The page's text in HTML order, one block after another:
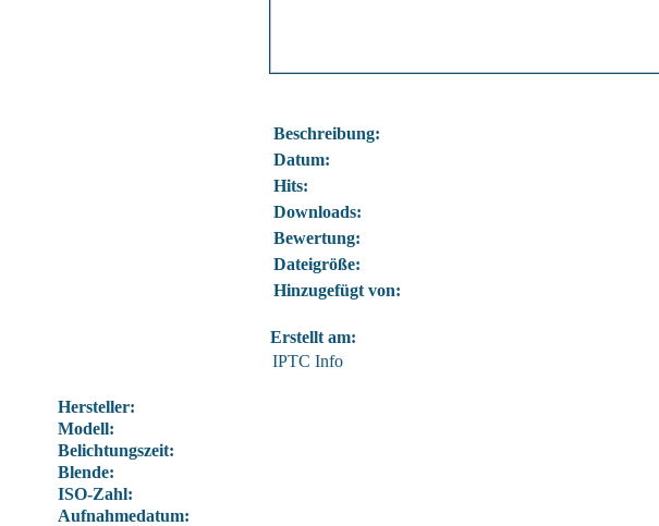
Beschreibung:
Datum:
Hits:
Downloads:
Bewertung:
Dateigröße:
Hinzugefügt von:
Erstellt am:
IPTC Info
Hersteller:
Modell:
Belichtungszeit:
Blende:
ISO-Zahl:
Aufnahmedatum: